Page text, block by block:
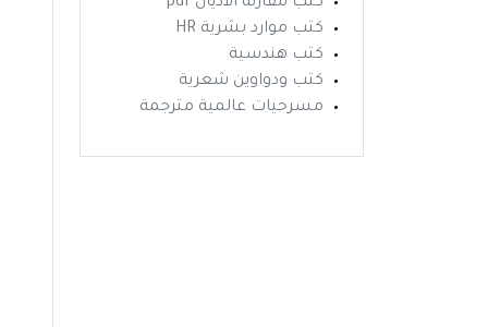
كتب موارد بشرية HR
كتب هندسية
كتب ودواوين شعرية
مسرحيات عالمية مترجمة